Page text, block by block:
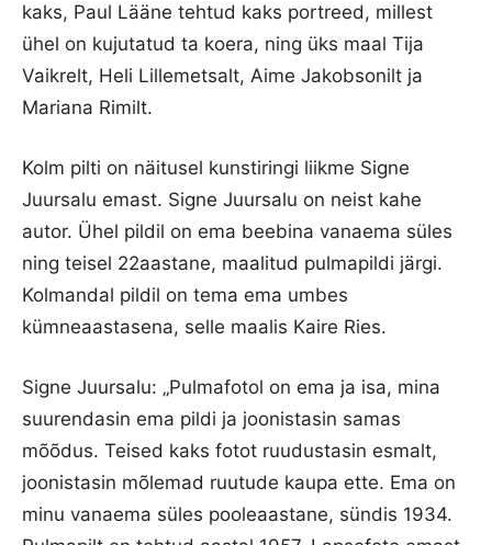
kaks, Paul Lääne tehtud kaks portreed, millest
ühel on kujutatud ta koera, ning üks maal Tija
Vaikrelt, Heli Lillemetsalt, Aime Jakobsonilt ja
Mariana Rimilt.
Kolm pilti on näitusel kunstiringi liikme Signe
Juursalu emast. Signe Juursalu on neist kahe
autor. Ühel pildil on ema beebina vanaema süles
ning teisel 22aastane, maalitud pulmapildi järgi.
Kolmandal pildil on tema ema umbes
kümneaastasena, selle maalis Kaire Ries.
Signe Juursalu: „Pulmafotol on ema ja isa, mina
suurendasin ema pildi ja joonistasin samas
mõõdus. Teised kaks fotot ruudustasin esmalt,
joonistasin mõlemad ruutude kaupa ette. Ema on
minu vanaema süles pooleaastane, sündis 1934.